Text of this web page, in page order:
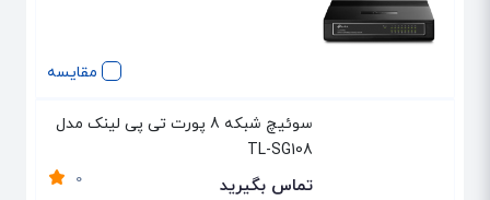
مقایسه
سوئیچ شبکه 8 پورت تی پی لینک مدل
TL-SG108
0 تماس بگیرید